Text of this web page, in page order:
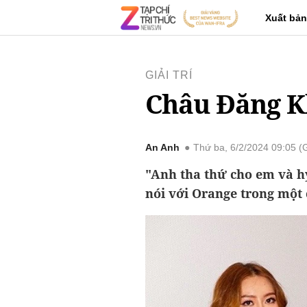
Xuất bản
GIẢI TRÍ
Châu Đăng
An Anh Thứ ba, 6/2/2024 09:05
"Anh tha thứ cho em và
nói với Orange trong